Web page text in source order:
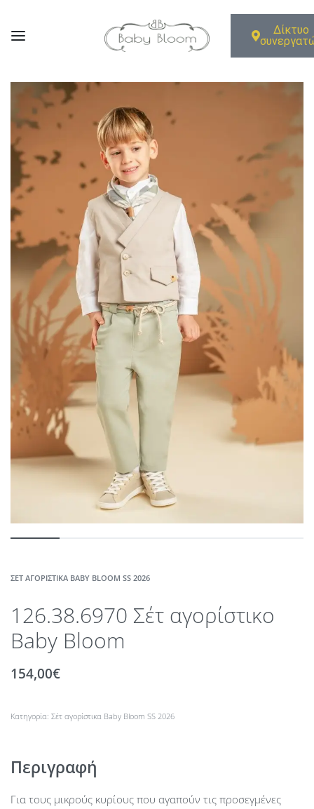
Δίκτυο
ΣΈΤ ΑΓΟΡΊΣΤΙΚΑ BABY BLOOM SS 2026
126.38.6970 Σέτ αγορίστικο
Baby Bloom
154,00€
Κατηγορία: Σέτ αγορίστικα Baby Bloom SS 2026
Περιγραφή
Για τους μικρούς κυρίους που αγαπούν τις προσεγμένες